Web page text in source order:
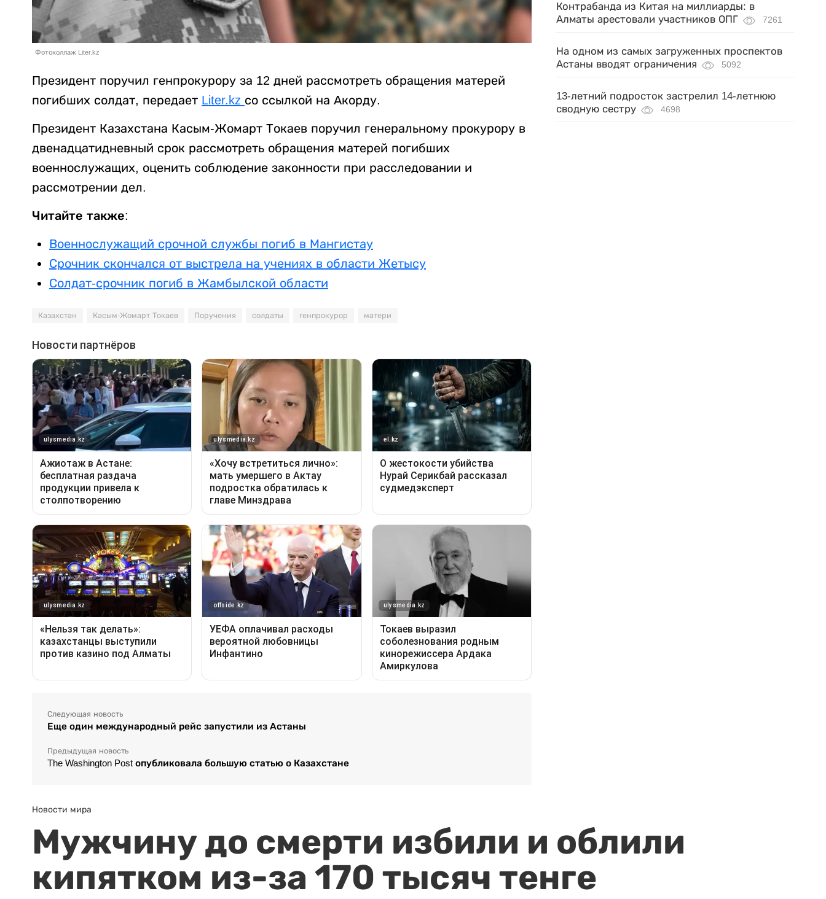
Фотоколлаж Liter.kz
Президент поручил генпрокурору за 12 дней рассмотреть обращения матерей
погибших солдат, передает Liter.kz со ссылкой на Акорду.
Президент Казахстана Касым-Жомарт Токаев поручил генеральному прокурору в
двенадцатидневный срок рассмотреть обращения матерей погибших
военнослужащих, оценить соблюдение законности при расследовании и
рассмотрении дел.
Читайте также:
Военнослужащий срочной службы погиб в Мангистау
Срочник скончался от выстрела на учениях в области Жетысу
Солдат-срочник погиб в Жамбылской области
Казахстан Касым-Жомарт Токаев Поручения солдаты генпрокурор матери
Следующая новость
Еще один международный рейс запустили из Астаны
Предыдущая новость
The Washington Post опубликовала большую статью о Казахстане
Контрабанда из Китая на миллиарды: в
Алматы арестовали участников ОПГ
7261
На одном из самых загруженных проспектов
Астаны вводят ограничения
5092
13-летний подросток застрелил 14-летнюю
сводную сестру
4698
Новости мира
Мужчину до смерти избили и облили
кипятком из-за 170 тысяч тенге